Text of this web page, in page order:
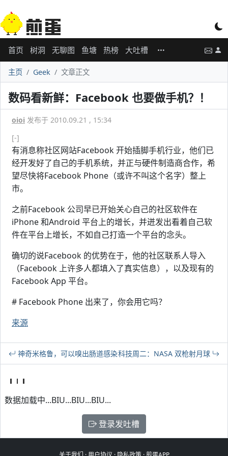
首页 树洞 无聊图 鱼塘 热榜 大吐槽
主页 Geek 文章正文
数码看新鲜：Facebook 也要做手机？！
oioi 发布于 2010.09.21 , 15:34
[-]
有消息称社区网站Facebook 开始插脚手机行业，他们已
经开发好了自己的手机系统，并正与硬件制造商合作，希
望尽快将Facebook Phone（或许不叫这个名字）整上
市。
之前Facebook 公司早已开始关心自己的社区软件在
iPhone 和Android 平台上的增长，并迸发出看着自己软
件在平台上增长，不如自己打造一个平台的念头。
确切的说Facebook 的优势在于，他的社区联系人导入
（Facebook 上许多人都填入了真实信息），以及现有的
Facebook App 平台。
# Facebook Phone 出来了，你会用它吗？
来源
神奇米格鲁，可以嗅出肠道感染科技周二：NASA 双枪射月球
数据加载中...BIU...BIU...BIU...
登录发吐槽